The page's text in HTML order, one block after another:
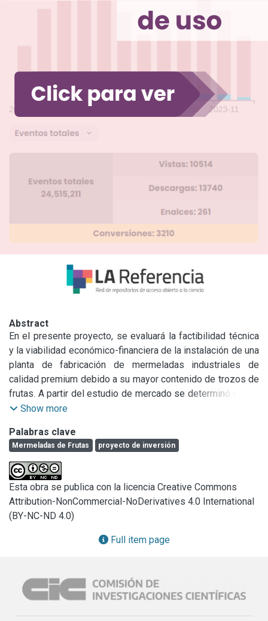
Abstract
En el presente proyecto, se evaluará la factibilidad técnica
y la viabilidad económico-financiera de la instalación de una
planta de fabricación de mermeladas industriales de
calidad premium debido a su mayor contenido de trozos de
frutas. A partir del estudio de mercado se determinó que el
de las mermeladas es un mercado maduro y permitiría la
diferenciada. También se definió que los tres sabores más
elegidos por los consumidores son frutilla, arándano y
durazno, por lo cual en este proyecto se decide fabricar
esas variedades. El porcentaje de la demanda a abarcar
será de un 0,62 % del total de demanda de mermeladas
proyectada al año 2024. Los productos se venderán al
público en presentaciones individuales de 454 g, en
envases de vidrio tipo almendra con tapa metálica y cuyo
técnico, se verifica la factibilidad técnica presentando en
detalle el proceso y la disponibilidad de las materias
Show more
Palabras clave
Mermeladas de Frutas proyecto de inversión
Esta obra se publica con la licencia Creative Commons
Attribution-NonCommercial-NoDerivatives 4.0 International
(BY-NC-ND 4.0)
Full item page